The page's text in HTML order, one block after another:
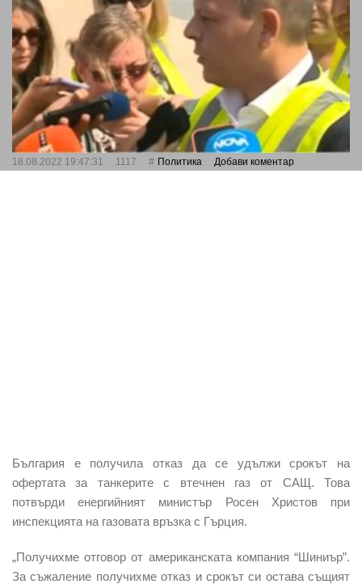
18.08.2022 19:47:31 1117 Политика Добави коментар
България е получила отказ да се удължи срокът на
офертата за танкерите с втечнен газ от САЩ. Това
потвърди енергийният министър Росен Христов при
инспекцията на газовата връзка с Гърция.
„Получихме отговор от американската компания “Шиниър”.
За съжаление получихме отказ и срокът си остава същият